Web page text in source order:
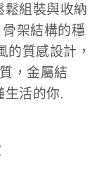
鬆組裝與收納
架結構的穩
的質感設計，
，金屬結
生活的你.